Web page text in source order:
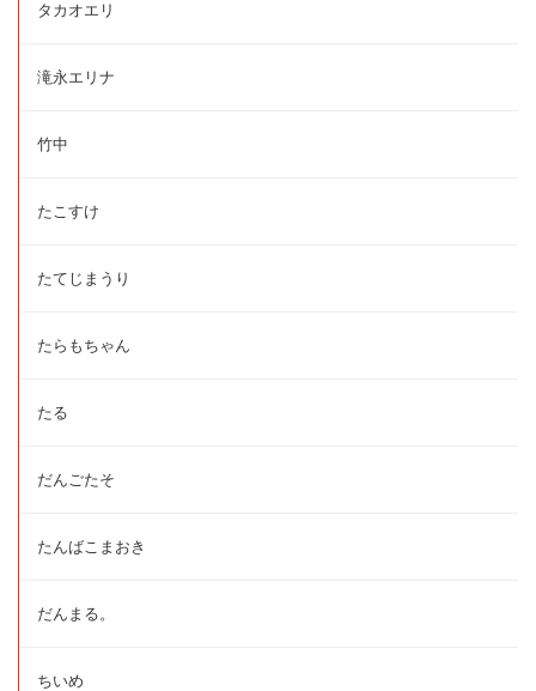
タカオエリ
滝永エリナ
竹中
たこすけ
たてじまうり
たらもちゃん
たる
だんごたそ
たんばこまおき
だんまる。
ちいめ